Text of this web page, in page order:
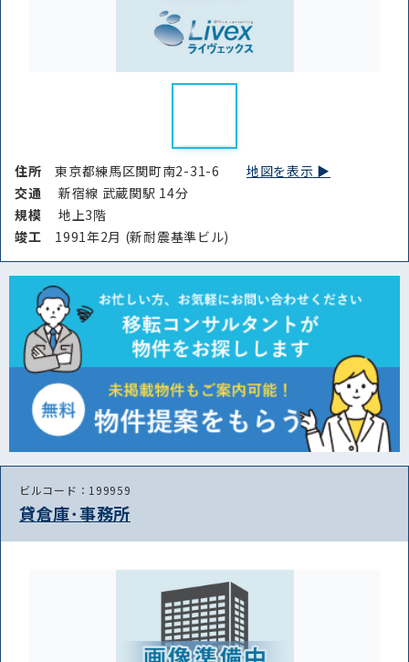
住所東京都練馬区関町南2-31-6地図を表示 ▶︎
交通
新宿線 武蔵関駅 14分
規模
地上3階
竣⼯ 1991年2月 (新耐震基準ビル)
ビルコード：199959
貸倉庫･事務所